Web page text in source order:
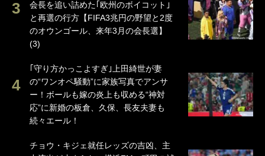
会長を追い詰めた｢欧州のボイコット｣
と再選の行方【FIFA3兆円の野望と2度
のオウンゴール、来年3月の会長選】
(3)
｢守り方かっこよすぎ｣上田綺世が妻
の“ワンオペ騒動”に家族写真でアンサ
ー！ボールも嫁の炎上も収める“神対
応”に新婚の板倉、久保、長友夫妻も
続々エール！
チョウ・キジェ就任レッズの吉凶、主